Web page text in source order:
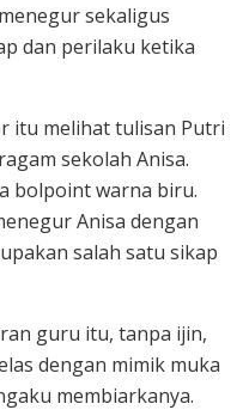
sekaligus
dan perilaku ketika
itu melihat tulisan Putri
sekolah Anisa.
bolpoint warna biru.
Anisa dengan
salah satu sikap
guru itu, tanpa ijin,
dengan mimik muka
membiarkanya.